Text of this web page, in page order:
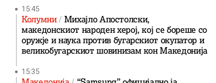
15:45
Колумни Михајло Апостолски,
македонскиот народен херој, кој се бореше со
оружје и наука против бугарскиот окупатор и
великобугарскиот шовинизам кон Македонија
15:35